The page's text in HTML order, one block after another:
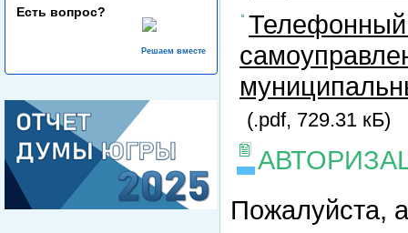
Есть вопрос?
Решаем вместе
Телефонный
(.pdf, 729.31 кБ)
Пожалуйста,